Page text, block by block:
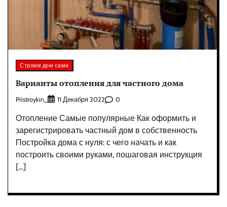
Строим дом сами
Варианты отопления для частного дома
Pristroykin_ 11 Декабря 2022 0
Отопление Самые популярные Как оформить и
зарегистрировать частный дом в собственность
Постройка дома с нуля: с чего начать и как
построить своими руками, пошаговая инструкция
[…]